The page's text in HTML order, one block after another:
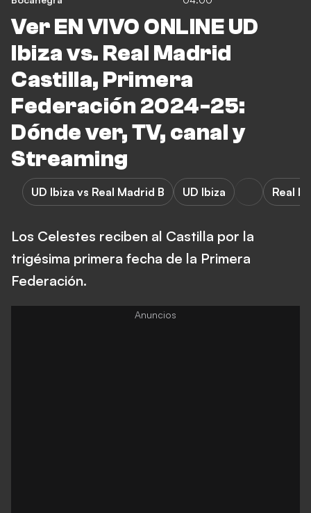
Ver EN VIVO ONLINE UD
Ibiza vs. Real Madrid
Castilla, Primera
Federación 2024-25:
Dónde ver, TV, canal y
Streaming
UD Ibiza vs Real Madrid B UD Ibiza Real
Los Celestes reciben al Castilla por la
trigésima primera fecha de la Primera
Federación.